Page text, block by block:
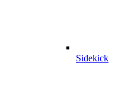
Sidekick